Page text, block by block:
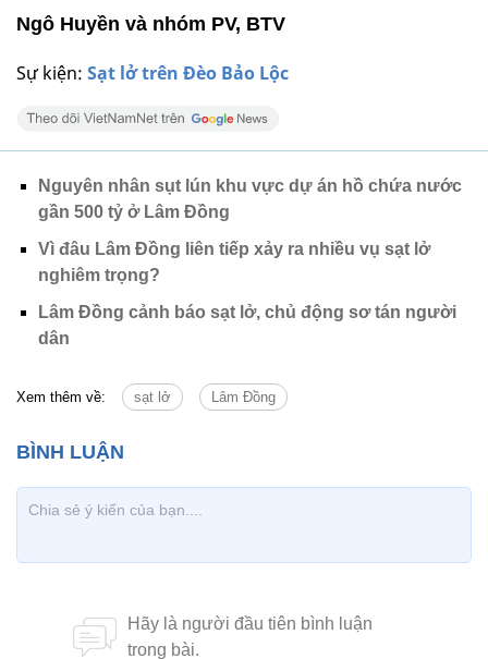
Sự kiện: Sạt lở trên Đèo Bảo Lộc
Ngô Huyền và nhóm PV, BTV
Nguyên nhân sụt lún khu vực dự án hồ chứa nước
gần 500 tỷ ở Lâm Đồng
Vì đâu Lâm Đồng liên tiếp xảy ra nhiều vụ sạt lở
nghiêm trọng?
Lâm Đồng cảnh báo sạt lở, chủ động sơ tán người
dân
Xem thêm về: sạt lở Lâm Đồng